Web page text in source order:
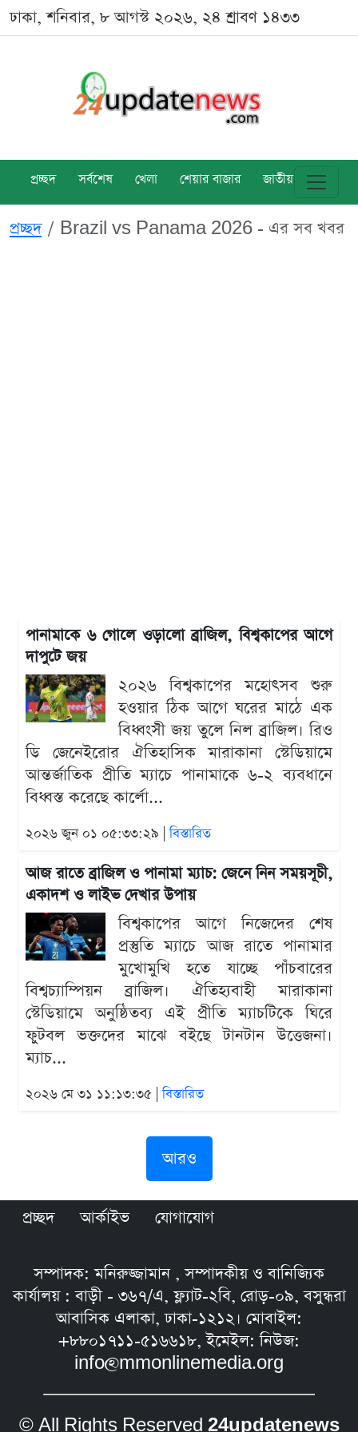
ঢাকা, শনিবার, ৮ আগস্ট ২০২৬, ২৪ শ্রাবণ ১৪৩৩
প্রচ্ছদ সর্বশেষ খেলা শেয়ার বাজার জাতীয় বিশ্ব
প্রচ্ছদ Brazil vs Panama 2026 - এর সব খবর
পানামাকে ৬ গোলে ওড়ালো ব্রাজিল, বিশ্বকাপের আগে
দাপুটে জয়
২০২৬ বিশ্বকাপের মহোৎসব শুরু
হওয়ার ঠিক আগে ঘরের মাঠে এক
বিধ্বংসী জয় তুলে নিল ব্রাজিল। রিও
ডি জেনেইরোর ঐতিহাসিক মারাকানা স্টেডিয়ামে
আন্তর্জাতিক প্রীতি ম্যাচে পানামাকে ৬-২ ব্যবধানে
বিধ্বস্ত করেছে কার্লো...
২০২৬ জুন ০১ ০৫:৩৩:২৯ |বিস্তারিত
আজ রাতে ব্রাজিল ও পানামা ম্যাচ: জেনে নিন সময়সূচী,
একাদশ ও লাইভ দেখার উপায়
বিশ্বকাপের আগে নিজেদের শেষ
প্রস্তুতি ম্যাচে আজ রাতে পানামার
মুখোমুখি হতে যাচ্ছে পাঁচবারের
বিশ্বচ্যাম্পিয়ন ব্রাজিল। ঐতিহ্যবাহী মারাকানা
স্টেডিয়ামে অনুষ্ঠিতব্য এই প্রীতি ম্যাচটিকে ঘিরে
ফুটবল ভক্তদের মাঝে বইছে টানটান উত্তেজনা।
ম্যাচ...
২০২৬ মে ৩১ ১১:১৩:৩৫ |বিস্তারিত
আরও
প্রচ্ছদ আর্কাইভ যোগাযোগ
সম্পাদক: মনিরুজ্জামান , সম্পাদকীয় ও বানিজ্যিক
কার্যালয় : বাড়ী - ৩৬৭/এ, ফ্ল্যাট-২বি, রোড়-০৯, বসুন্ধরা
আবাসিক এলাকা, ঢাকা-১২১২। মোবাইল:
+৮৮০১৭১১-৫১৬৬১৮, ইমেইল: নিউজ:
info@mmonlinemedia.org
© All Rights Reserved 24updatenews